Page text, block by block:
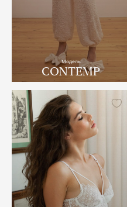
Модель
CONTEMP